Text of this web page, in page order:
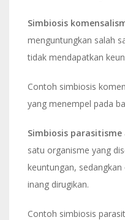
Simbiosis
menguntungkan salah
tidak mendapatkan
Contoh simbiosis
yang menempel pada
Simbiosis parasitisme
satu organisme yang
keuntungan,
inang dirugikan.
Contoh simbiosis